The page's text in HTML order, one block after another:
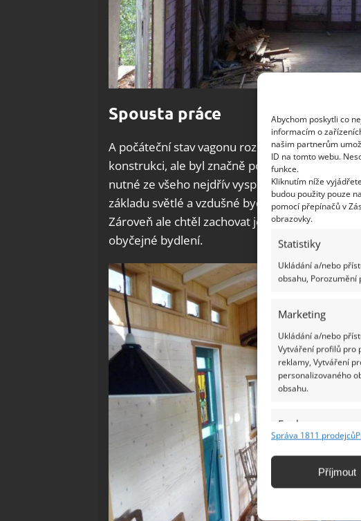
Abychom poskytli co
informacím o
našim partnerům
ID na tomto webu.
funkce.
Kliknutím níže
budou použity pouze
pomocí přepínačů v
obrazovky.
Statistiky
Ukládání a/nebo
obsahu,
Marketing
Ukládání a/nebo
Vytváření profilů pro
reklamy, Vytváření
personalizovaného
obsahu.
Funkce
Identifikace zařízení
základě aktivně
Správa 1811 prodejců
Příjmout
Spousta práce
A počáteční stav vagonu rozhodně nevypadal
konstrukci, ale byl značně poničený. Ve střeše
nutné ze všeho nejdřív vyspravit. Nápad,
základu světlé a vzdušné bydlení, které by
Zároveň ale chtěl zachovat jedinečný
obyčejné bydlení.